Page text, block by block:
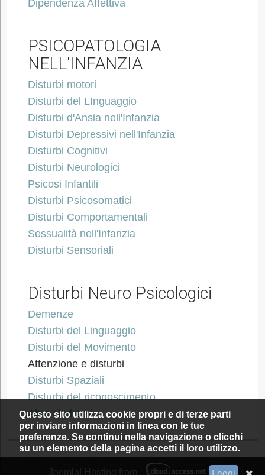
Dipendenza Affettiva
PSICOPATOLOGIA
NELL'INFANZIA
Disturbi motori
Disturbi del LInguaggio
Disturbi d'Ansia nell'Infanzia
Disturbi Depressivi nell'Infanzia
Disturbi Cognitivi
Disturbi Neurologici
Psicosi Infantili
Disturbi Psicosomatici
Disturbi Comportamentali
Sessualità nell'Infanzia
Disturbi Sensoriali
Disturbi Neuro Psicologici
Demenze
Disturbi del Linguaggio
Disturbi del Movimento
Attenzione e disturbi
Disturbi Spaziali
Disturbi del riconoscimento
Altre sindromi
Joomla! Hosting from
Questo sito utilizza cookie propri e di terze parti
per inviare informazioni in linea con le tue
preferenze. Se continui nella navigazione o clicchi
su un elemento della pagina accetti il loro utilizzo.